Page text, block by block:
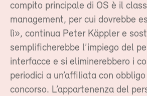
compito principale di OS è il
management, per cui dovrebbe
lì», continua Peter Käppler e
semplificherebbe l’impiego del
interfacce e si eliminerebbero i
periodici a un’affiliata con
concorso. L’appartenenza del